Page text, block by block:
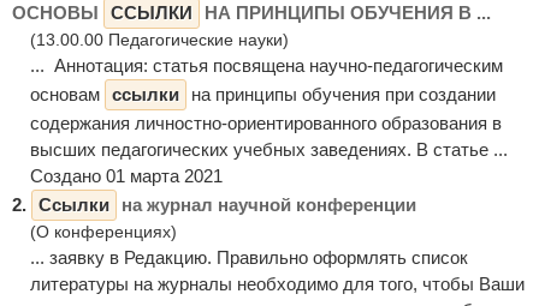
ОСНОВЫ
ССЫЛКИ НА ПРИНЦИПЫ ОБУЧЕНИЯ В ...
(13.00.00 Педагогические науки)
... Аннотация: статья посвящена научно-педагогическим
основам ссылки
на принципы обучения при создании
содержания личностно-ориентированного образования в
высших педагогических учебных заведениях. В статье ...
Создано 01 марта 2021
2. Ссылки на журнал научной конференции
(О конференциях)
... заявку в Редакцию. Правильно оформлять список
литературы на журналы необходимо для того, чтобы Ваши